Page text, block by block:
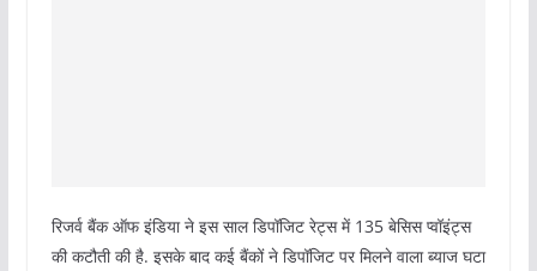
रिजर्व बैंक ऑफ इंडिया ने इस साल डिपॉजिट रेट्स में 135 बेसिस प्‍वॉइंट्स
की कटौती की है. इसके बाद कई बैंकों ने डिपॉजिट पर मिलने वाला ब्‍याज घटा